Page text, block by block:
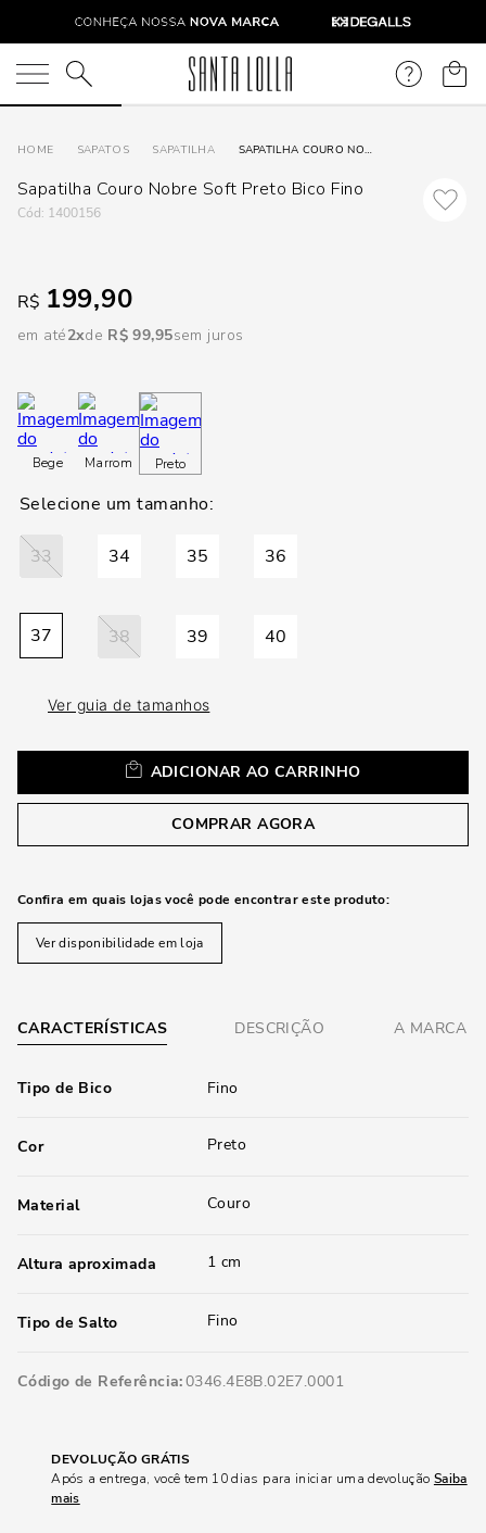
O que você está procurando?
SAPATOS SAPATILHA SAPATILHA COURO NOBRE SOFT PRETO BICO FINO
Sapatilha Couro Nobre Soft Preto Bico Fino
: 1400156
R$ 199,90
em até2 R$ 99,95sem juros
Bege Marrom Preto
33 34 35 36
37 38 39 40
Ver guia de tamanhos
ADICIONAR AO CARRINHO
COMPRAR AGORA
Confira em quais lojas você pode encontrar este produto:
Ver disponibilidade em loja
CARACTERÍSTICAS DESCRIÇÃO A MARCA
Tipo de Bico Fino
Cor Preto
Material Couro
Altura aproximada 1 cm
Tipo de Salto Fino
Código de Referência 0346.4E8B.02E7.0001
DEVOLUÇÃO GRÁTIS
Após a entrega, você tem 10 dias para iniciar uma devolução Saiba
mais